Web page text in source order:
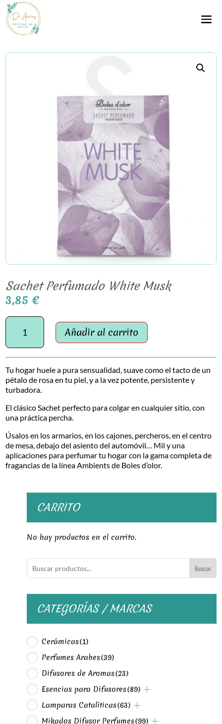
Sachet Perfumado White Musk
3,85€
Sachet
Perfumado
Musk
cantidad
Añadir al carrito
Tu hogar huele a pura sensualidad, suave como el tacto de un
pétalo de rosa en tu piel, y a la vez potente, persistente y
turbadora.
El clásico Sachet perfecto para colgar en cualquier sitio, con
una práctica percha.
Úsalos en los armarios, en los cajones, percheros, en el centro
de mesa, debajo del asiento del automóvil… Mil y una
aplicaciones para perfumar tu hogar con la gama completa de
fragancias de la línea Ambients de Boles d’olor.
CARRITO
No hay productos en el carrito.
Buscar
CATEGORÍAS / MARCAS
Cerámicas(1)
Perfumes Arabes(39)
Difusores de Aromas(23)
Esencias para Difusores(89)
Lamparas Catalíticas(63)
Mikados Difusor Perfumes(99)